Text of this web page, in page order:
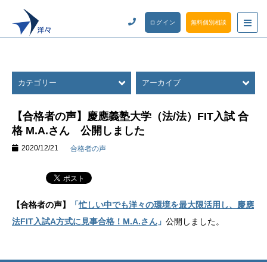
ログイン 無料個別相談
カテゴリー アーカイブ
【合格者の声】慶應義塾大学（法/法）FIT入試 合
格 M.A.さん 公開しました
2020/12/21 合格者の声
【合格者の声】 「忙しい中でも洋々の環境を最大限活用し、慶應
法FIT入試A方式に見事合格！M.A.さん 」 公開しました。